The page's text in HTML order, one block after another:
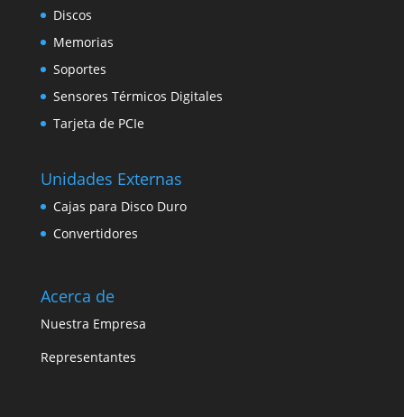
Discos
Memorias
Soportes
Sensores Térmicos Digitales
Tarjeta de PCIe
Unidades Externas
Cajas para Disco Duro
Convertidores
Acerca de
Nuestra Empresa
Representantes